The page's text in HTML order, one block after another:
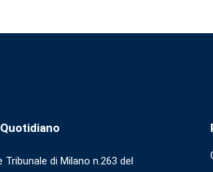
Tribunale di Milano n.263 del